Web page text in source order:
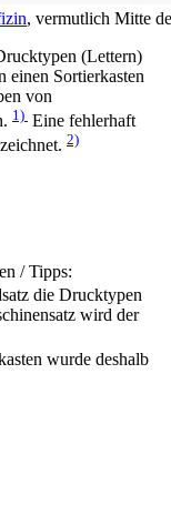
, vermutlich Mitte
(Lettern)
einen Sortierkasten
von
1) Eine fehlerhaft
2)
/ Tipps:
die Drucktypen
wird der
wurde deshalb